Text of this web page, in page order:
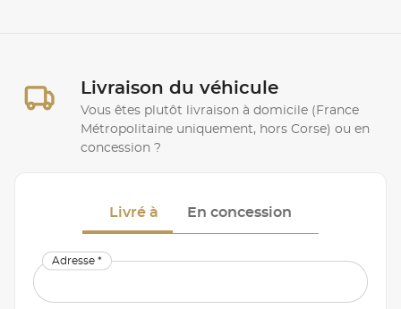
Livraison du véhicule
Vous êtes plutôt livraison à domicile (France
Métropolitaine uniquement, hors Corse) ou en
concession ?
Livré à En concession
Adresse *